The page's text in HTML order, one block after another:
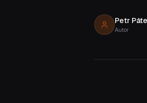
Petr
Autor